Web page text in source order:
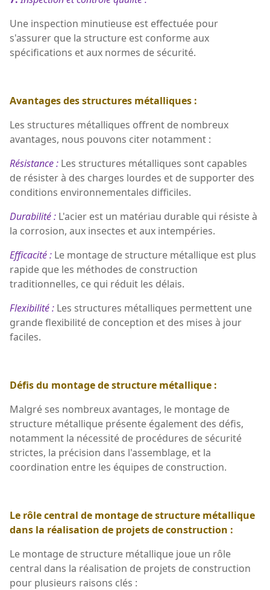
Une inspection minutieuse est effectuée pour
s'assurer que la structure est conforme aux
spécifications et aux normes de sécurité.
Avantages des structures métalliques :
Les structures métalliques offrent de nombreux
avantages, nous pouvons citer notamment :
Résistance : Les structures métalliques sont capables
de résister à des charges lourdes et de supporter des
conditions environnementales difficiles.
Durabilité : L'acier est un matériau durable qui résiste à
la corrosion, aux insectes et aux intempéries.
Efficacité : Le montage de structure métallique est plus
rapide que les méthodes de construction
traditionnelles, ce qui réduit les délais.
Flexibilité : Les structures métalliques permettent une
grande flexibilité de conception et des mises à jour
faciles.
Défis du montage de structure métallique :
Malgré ses nombreux avantages, le montage de
structure métallique présente également des défis,
notamment la nécessité de procédures de sécurité
strictes, la précision dans l'assemblage, et la
coordination entre les équipes de construction.
Le rôle central de montage de structure métallique
dans la réalisation de projets de construction :
Le montage de structure métallique joue un rôle
central dans la réalisation de projets de construction
pour plusieurs raisons clés :